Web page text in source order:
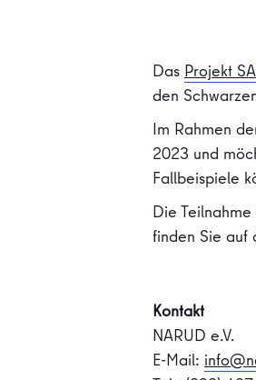
Das Projekt
den
Im Rahmen
2023 und
Fallbeispiele
Die
finden Sie auf
Kontakt
NARUD e.V.
E-Mail: